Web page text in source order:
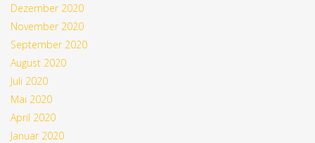
Dezember 2020
November 2020
September 2020
August 2020
Juli 2020
Mai 2020
April 2020
Januar 2020